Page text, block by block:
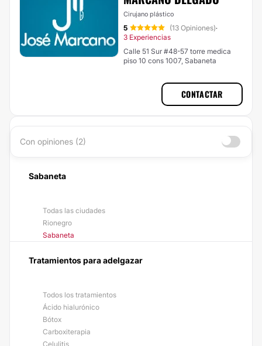
Cirujano plástico
5 (13 Opiniones)·
3 Experiencias
Calle 51 Sur #48-57 torre medica
piso 10 cons 1007, Sabaneta
CONTACTAR
Con opiniones (2)
Sabaneta
Todas las ciudades
Rionegro
Sabaneta
Tratamientos para adelgazar
Todos los tratamientos
Ácido hialurónico
Bótox
Carboxiterapia
Celulitis